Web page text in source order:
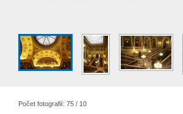
Počet fotografií: 75 / 10